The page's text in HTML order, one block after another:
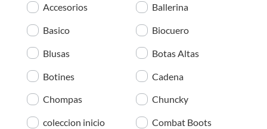
Accesorios Ballerina
Basico Biocuero
Blusas Botas Altas
Botines Cadena
Chompas Chuncky
coleccion inicio Combat Boots